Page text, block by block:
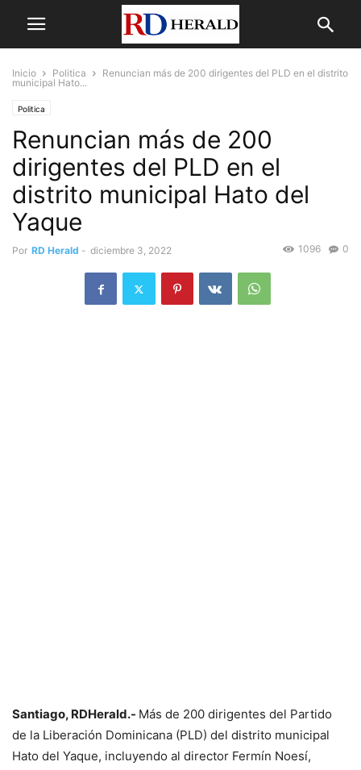
Inicio Politica
Renuncian más de 200 dirigentes del PLD en el distrito
municipal Hato...
Politica
Renuncian más de 200
dirigentes del PLD en el
distrito municipal Hato del
Yaque
Por RD Herald - diciembre 3, 2022 0
1096
Santiago, RDHerald.- Más de 200 dirigentes del Partido
de la Liberación Dominicana (PLD) del distrito municipal
Hato del Yaque, incluyendo al director Fermín Noesí,